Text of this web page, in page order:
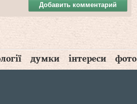
Добавить комментарий
думки інтереси фото